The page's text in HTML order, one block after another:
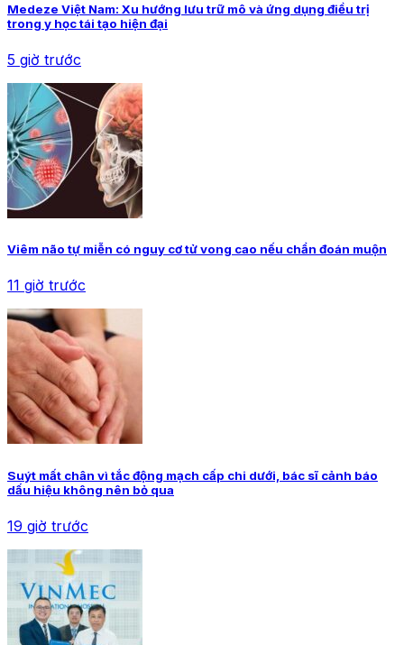
Medeze Việt Nam: Xu hướng lưu trữ mô và ứng dụng điều trị
trong y học tái tạo hiện đại
5 giờ trước
Viêm não tự miễn có nguy cơ tử vong cao nếu chẩn đoán muộn
11 giờ trước
Suýt mất chân vì tắc động mạch cấp chi dưới, bác sĩ cảnh báo
dấu hiệu không nên bỏ qua
19 giờ trước